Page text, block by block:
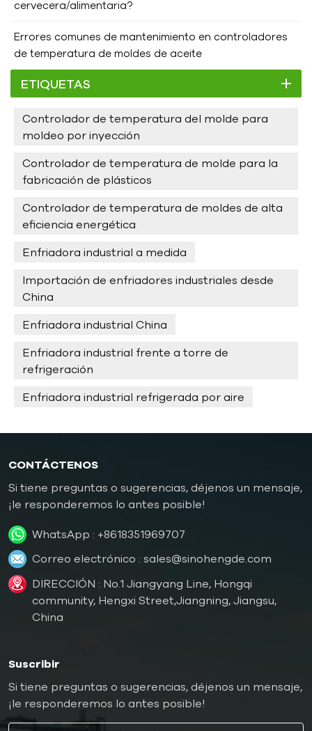
cervecera/alimentaria?
Errores comunes de mantenimiento en controladores
de temperatura de moldes de aceite
ETIQUETAS
Controlador de temperatura del molde para
moldeo por inyección
Controlador de temperatura de molde para la
fabricación de plásticos
Controlador de temperatura de moldes de alta
eficiencia energética
Enfriadora industrial a medida
Importación de enfriadores industriales desde
China
Enfriadora industrial China
Enfriadora industrial frente a torre de
refrigeración
Enfriadora industrial refrigerada por aire
CONTÁCTENOS
Si tiene preguntas o sugerencias, déjenos un mensaje,
¡le responderemos lo antes posible!
WhatsApp : +8618351969707
Correo electrónico : sales@sinohengde.com
DIRECCIÓN : No.1 Jiangyang Line, Hongqi
community, Hengxi Street,Jiangning, Jiangsu,
China
Suscribir
Si tiene preguntas o sugerencias, déjenos un mensaje,
¡le responderemos lo antes posible!